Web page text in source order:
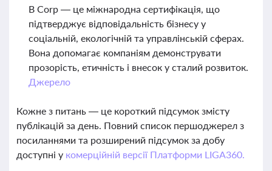
B Corp — це міжнародна сертифікація, що
підтверджує відповідальність бізнесу у
соціальній, екологічній та управлінській сферах.
Вона допомагає компаніям демонструвати
прозорість, етичність і внесок у сталий розвиток.
Джерело
Кожне з питань — це короткий підсумок змісту
публікацій за день. Повний список першоджерел з
посиланнями та розширений підсумок за добу
доступні у комерційній версії Платформи LIGA360.